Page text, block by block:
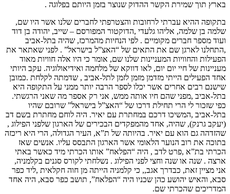
בארץ תוך שמירת הקשר ההדוק שנוצר בזמן היותם בפלוגה .
בתקופה ההיא עברתי לרחובות והצטרפתי לחברים שלנו אשר היו שם,
שלמה בן שלמה, אליהו גלעדי ,הדוקטור המפורסם – שייב, יהודה בן דוד
ועוד מספר חברים מקומיים . לפי הנחיות מהמרכז, שהיה בתל-אביב
,התחלנו לארגן שם את התאים של “האצ”ל בישראל” . לפני שאתאר את
הפעילות והחוויות המעניינות שלנו שם, אומר כי היו אלה חוויות מאוד
מעניינות של חיי יום יום, לאו דווקא של מלחמה ואידיאולוגיה. עקב היותי
אחד הפעילים הייתי מזדמן מזמן לזמן לתל-אביב , שדמתה לקלחת .כמובן
שישנם רבים אחרים אשר יכלו לספר הרבה יותר ממני על התקופה היא
בתל-אביב ,מפני שהם חיו אותה ממש, אני רק אספר מה שאני הרגשתי.
כפי שזכור לי הרי תחילת דרכו של “האצ”ל בישראל” שרובם שהיו
בתל-אביב ,המשיכו דרכם במחתרת עם יאיר. היה לוחם מחתרת בשם דב
(יעקב גרנק), שהיה, אחד מהמפקדים הבכירים של הארגון שלפני הפילוג ,
שהזדהה גם הוא עם יאיר. בהיותה של ת”א, העיר הגדולה, הרי היא ריכזה
בתוכה את רוב הנוער הלאומי אשר הארגון התבסס עליו. אנשים שאז
הכרתי בת”א ,פרט לדב , היה “הפלאח” אותו הכרתי מיד כאשר באתי
ארצה . שנה או שנה וחצי לפני הפילוג . נשלחתי לקורס סגנים בקלמניה,
אני מציין זאת, כבדרך אגב,, כי קלמניה הייתה מן חוה חקלאית ,ליד כפר
סבא, והאיש יהושע כהן שכניו היה “הפלאח”, תושב כפר סבא, היה אחד
המדריכים שהכרתי שם.